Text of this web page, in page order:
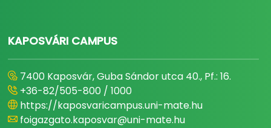
KAPOSVÁRI CAMPUS
7400 Kaposvár, Guba Sándor utca 40., Pf.: 16.
+36-82/505-800 / 1000
https://kaposvaricampus.uni-mate.hu
foigazgato.kaposvar@uni-mate.hu